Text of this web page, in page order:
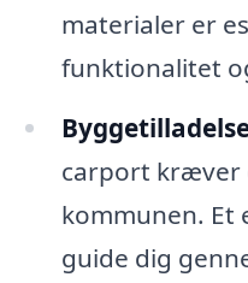
materialer er
funktionalitet
carport kræver
kommunen. Et
guide dig